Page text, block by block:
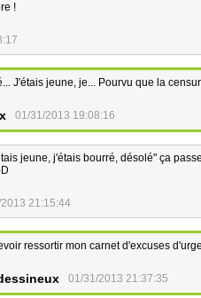
!
J'étais jeune, je... Pourvu que la
01/31/2013 19:08:16
jeune, j'étais bourré, désolé" ça
21:15:44
ressortir mon carnet d'excuses
01/31/2013 21:37:35